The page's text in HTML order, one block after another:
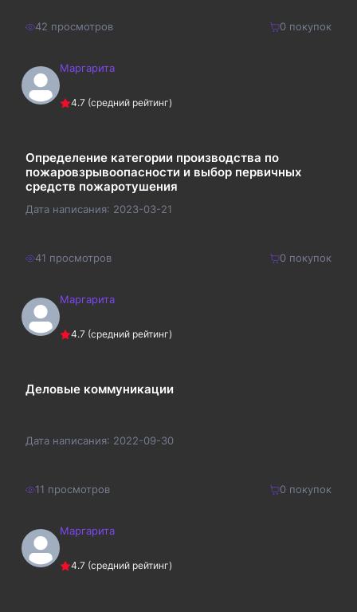
42 просмотров 0покупок
140₽Маргарита
4.7 (средний рейтинг)
Определение категории производства по
пожаровзрывоопасности и выбор первичных
средств пожаротушения
Дата написания: 2023-03-21
41 просмотров 0покупок
300 ₽Маргарита
4.7 (средний рейтинг)
Деловые коммуникации
Дата написания: 2022-09-30
11 просмотров 0покупок
120₽Маргарита
4.7 (средний рейтинг)